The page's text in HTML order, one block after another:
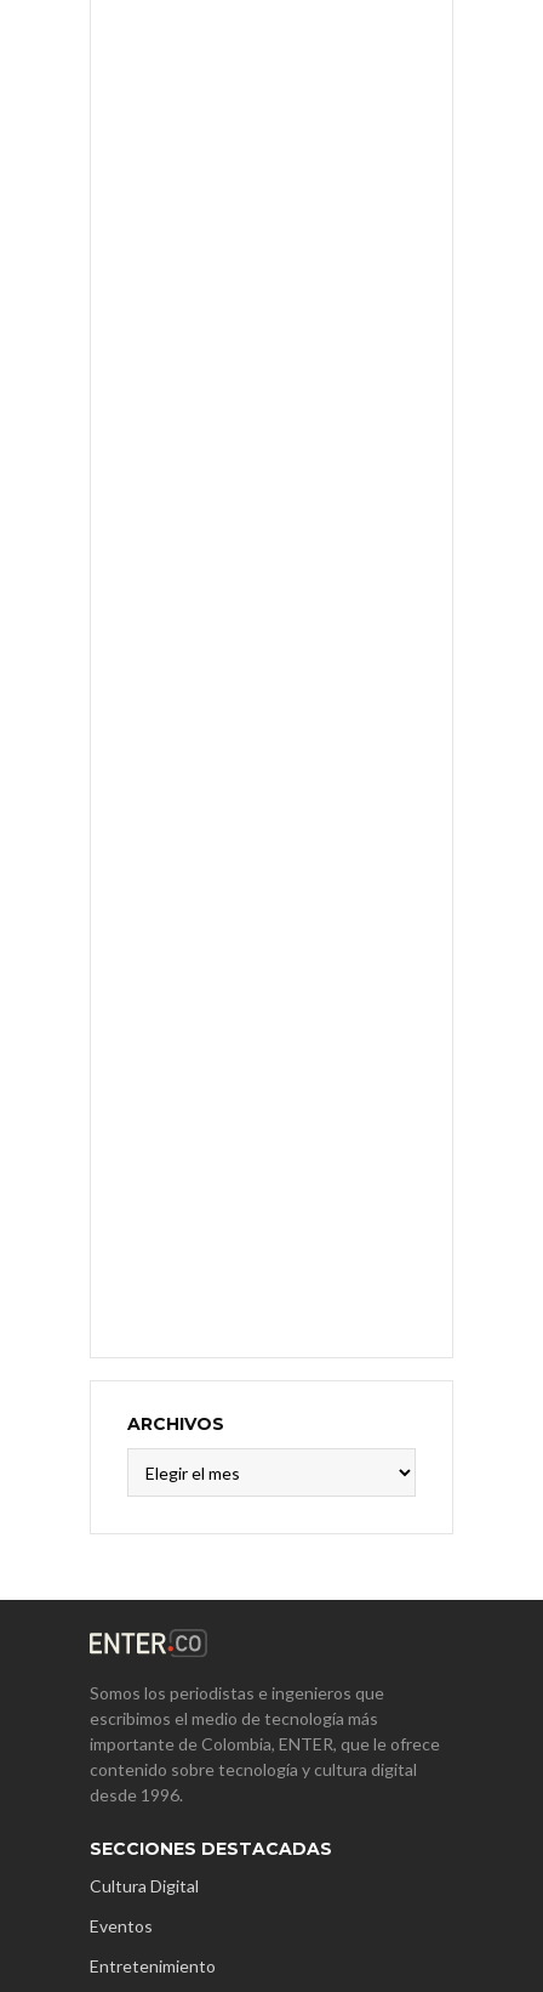
ARCHIVOS
Somos los periodistas e ingenieros que
escribimos el medio de tecnología más
importante de Colombia, ENTER, que le ofrece
contenido sobre tecnología y cultura digital
desde 1996.
SECCIONES DESTACADAS
Cultura Digital
Eventos
Entretenimiento